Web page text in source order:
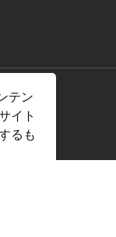
テン
イト
るも